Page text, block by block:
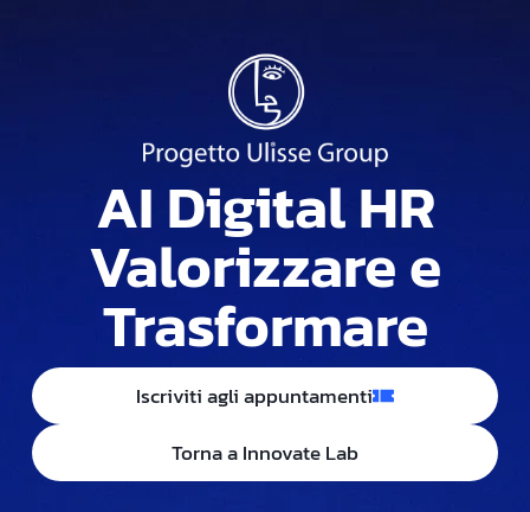
AI Digital HR
Valorizzare e
Trasformare
Iscriviti agli appuntamenti
Torna a Innovate Lab